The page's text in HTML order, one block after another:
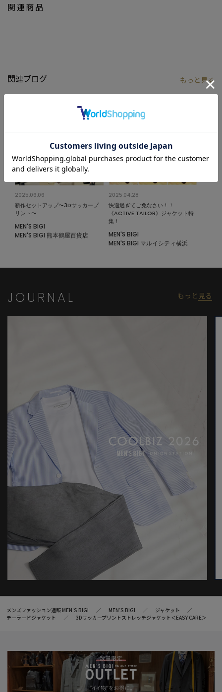
品なシルエットを両立しています。
た、ポケットチーフにはシーズンテーマ「サファリラウンジ」を
イメージしたカモフラージュ柄を採用し、ジャケットスタイルに
華やかなアクセントを加えています。
【着用シーン】
ビジネスシーンでは、シャツやスラックスと合わせて洗練された
スタイルを演出。カジュアルな場面では、Tシャツやデニムと合わ
せることで、程よくリラックスした大人の着こなしが完成します。
オフ兼用の万能ジャケットです。
同色同素材 セットアップパンツ ：M0152FP008
モデル 身長184cm 胸囲95cm ウエスト78cm ヒップ94cm 着用サ
と画像のカラーの見え方が異なる場合がございます。
関連商品
関連ブログ もっと 見る
2025.06.06
新作セットアップ〜3Dサッカープ
リント〜
MEN'S BIGI
MEN'S BIGI 熊本鶴屋百貨店
2025.04.28
快適過ぎてご免なさい！！
《ACTIVE TAILOR》ジャケット特
集！
MEN'S BIGI
MEN'S BIGI マルイシティ横浜
JOURNAL もっと 見る
メンズファッション通販 MEN'S BIGI MEN’S BIGI
ジャケット
テーラードジャケット
3Dサッカープリントストレッチジャケット＜EASY CARE＞